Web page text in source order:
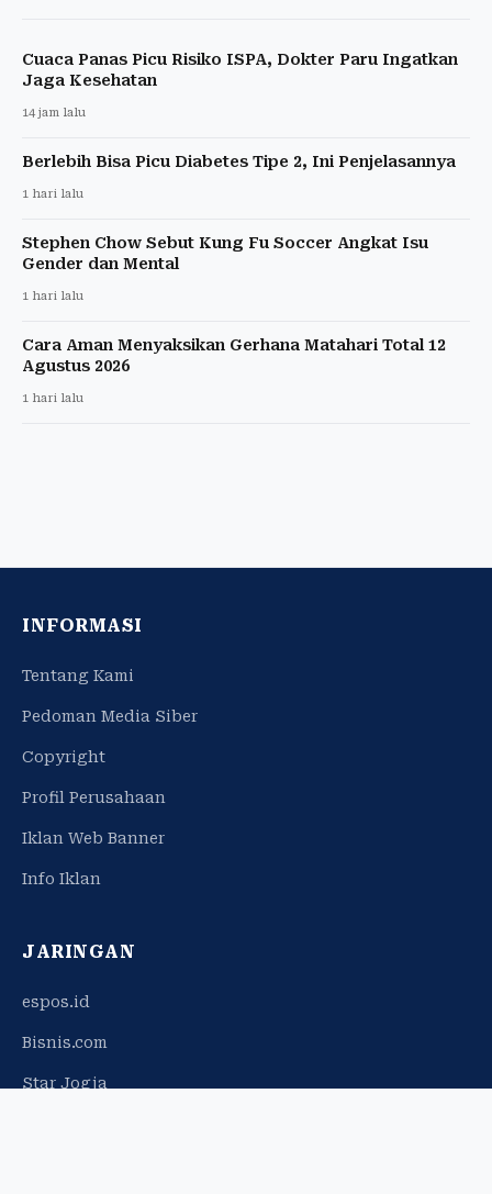
Cuaca Panas Picu Risiko ISPA, Dokter Paru Ingatkan
Jaga Kesehatan
14 jam lalu
Berlebih Bisa Picu Diabetes Tipe 2, Ini Penjelasannya
1 hari lalu
Stephen Chow Sebut Kung Fu Soccer Angkat Isu
Gender dan Mental
1 hari lalu
Cara Aman Menyaksikan Gerhana Matahari Total 12
Agustus 2026
1 hari lalu
INFORMASI
Tentang Kami
Pedoman Media Siber
Copyright
Profil Perusahaan
Iklan Web Banner
Info Iklan
JARINGAN
espos.id
Bisnis.com
Star Jogja